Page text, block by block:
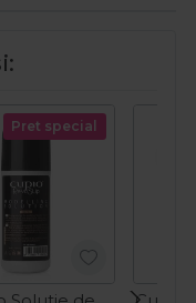
Pret special